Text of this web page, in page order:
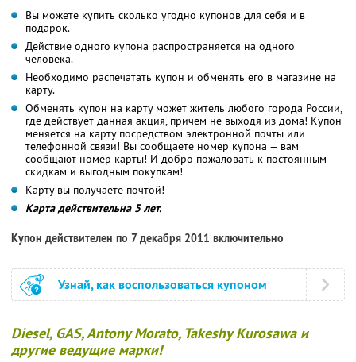
Вы можете купить сколько угодно купонов для себя и в
подарок.
Действие одного купона распространяется на одного
человека.
Необходимо распечатать купон и обменять его в магазине на
карту.
Обменять купон на карту может житель любого города России,
где действует данная акция, причем не выходя из дома! Купон
меняется на карту посредством электронной почты или
телефонной связи! Вы сообщаете номер купона — вам
сообщают номер карты! И добро пожаловать к постоянным
скидкам и выгодным покупкам!
Карту вы получаете почтой!
Карта действительна 5 лет.
Купон действителен по 7 декабря 2011 включительно
Узнай, как воспользоваться купоном
Diesel, GAS, Antony Morato, Takeshy Kurosawa и
другие ведущие марки!